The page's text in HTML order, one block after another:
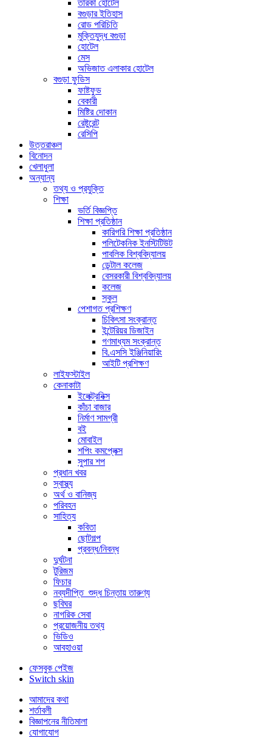
তারকা হোটেল
বগুড়ার ইতিহাস
রোড পরিচিতি
মুক্তিযুদ্ধ বগুড়া
হোটেল
মেস
অভিজাত এলাকার হোটেল
বগুড়া ফুডিস
ফাষ্টফুড
বেকারী
মিষ্টির দোকান
রেষ্টুরেন্ট
রেসিপি
উত্তরাঞ্চল
বিনোদন
খেলাধুলা
অন্যান্য
তথ্য ও প্রযুক্তি
শিক্ষা
ভর্তি বিজ্ঞপ্তি
শিক্ষা প্রতিষ্ঠান
কারিগরি শিক্ষা প্রতিষ্ঠান
পলিটেকনিক ইনস্টিটিউট
পাবলিক বিশ্ববিদ্যালয়
ডেন্টাল কলেজ
বেসরকারী বিশ্ববিদ্যালয়
কলেজ
স্কুল
পেশাগত প্রশিক্ষণ
চিকিৎসা সংক্রান্ত
ইন্টেরিয়র ডিজাইন
গণমাধ্যম সংক্রান্ত
বি.এসসি ইঞ্জিনিয়ারিং
আইটি প্রশিক্ষণ
লাইফস্টাইল
কেনাকাটা
ইলেক্ট্রনিক্স
কাঁচা বাজার
নির্মাণ সামগ্রী
বই
মোবাইল
শপিং কমপ্লেক্স
সুপার শপ
প্রধান খবর
স্বাস্থ্য
অর্থ ও বানিজ্য
পরিবহন
সাহিত্য
কবিতা
ছোটগল্প
প্রবন্ধ/নিবন্ধ
দুর্ঘটনা
টুরিজম
ফিচার
নব্যদীপ্তি_শুদ্ধ চিন্তায় তারুণ্য
ছবিঘর
নাগরিক সেবা
প্রয়োজনীয় তথ্য
ভিডিও
আবহাওয়া
ফেসবুক পেইজ
Switch skin
আমাদের কথা
শর্তাবলী
বিজ্ঞাপনের নীতিমালা
যোগাযোগ